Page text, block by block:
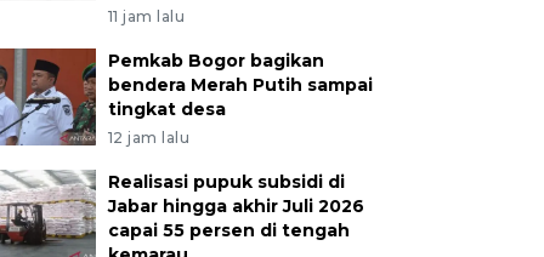
11 jam lalu
Pemkab Bogor bagikan
bendera Merah Putih sampai
tingkat desa
12 jam lalu
Realisasi pupuk subsidi di
Jabar hingga akhir Juli 2026
capai 55 persen di tengah